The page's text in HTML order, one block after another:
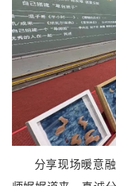
分享现场暖意